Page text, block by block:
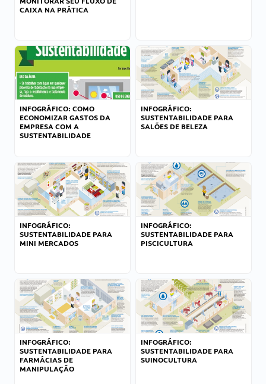
CAIXA NA PRÁTICA
INFOGRÁFICO: COMO
ECONOMIZAR GASTOS DA
EMPRESA COM A
SUSTENTABILIDADE
INFOGRÁFICO:
SUSTENTABILIDADE PARA
SALÕES DE BELEZA
INFOGRÁFICO:
SUSTENTABILIDADE PARA
MINI MERCADOS
INFOGRÁFICO:
SUSTENTABILIDADE PARA
PISCICULTURA
INFOGRÁFICO:
SUSTENTABILIDADE PARA
FARMÁCIAS DE
MANIPULAÇÃO
INFOGRÁFICO:
SUSTENTABILIDADE PARA
SUINOCULTURA